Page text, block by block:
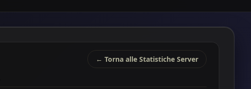
← Torna alle Statistiche Server